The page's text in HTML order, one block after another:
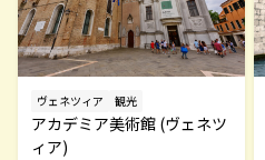
ヴェネツィア 観光
アカデミア美術館 (ヴェネツ
ィア)